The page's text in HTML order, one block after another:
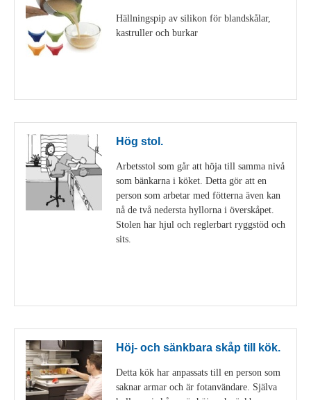
Hällningspip av silikon för blandskålar,
kastruller och burkar
Hög stol.
Arbetsstol som går att höja till samma nivå
som bänkarna i köket. Detta gör att en
person som arbetar med fötterna även kan
nå de två nedersta hyllorna i överskåpet.
Stolen har hjul och reglerbart ryggstöd och
sits.
Höj- och sänkbara skåp till kök.
Detta kök har anpassats till en person som
saknar armar och är fotanvändare. Själva